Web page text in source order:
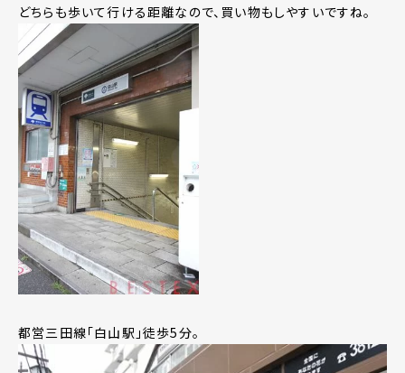
どちらも歩いて行ける距離なので、買い物もしやすいですね。
都営三田線「白山駅」徒歩5分。